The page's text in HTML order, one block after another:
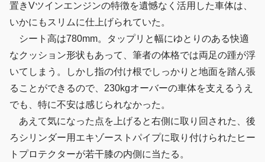
置きVツインエンジンの特徴を遺憾なく活用した車体は、
いかにもスリムに仕上げられていた。
シート高は780mm。タップリと幅にゆとりのある快適
なクッション形状もあって、筆者の体格では両足の踵が浮
いてしまう。しかし指の付け根でしっかりと地面を踏ん張
ることができるので、230kgオーバーの車体を支えるうえ
でも、特に不安は感じられなかった。
あえて気になった点を上げると右側に取り回された、後
ろシリンダー用エキゾーストパイプに取り付けられたヒー
トプロテクターが若干膝の内側に当たる。